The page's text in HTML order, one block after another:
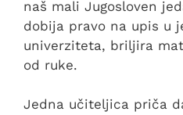
naš mali Jugosloven
dobija pravo na upis u
univerziteta, briljira
od ruke.
Jedna učiteljica priča